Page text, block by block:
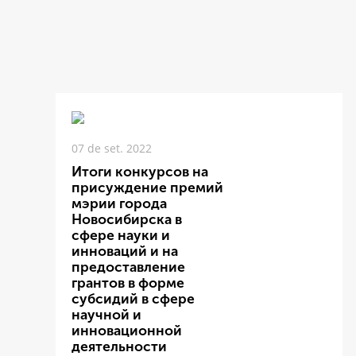
07 de set. 2022
Итоги конкурсов на
присуждение премий
мэрии города
Новосибирска в
сфере науки и
инноваций и на
предоставление
грантов в форме
субсидий в сфере
научной и
инновационной
деятельности